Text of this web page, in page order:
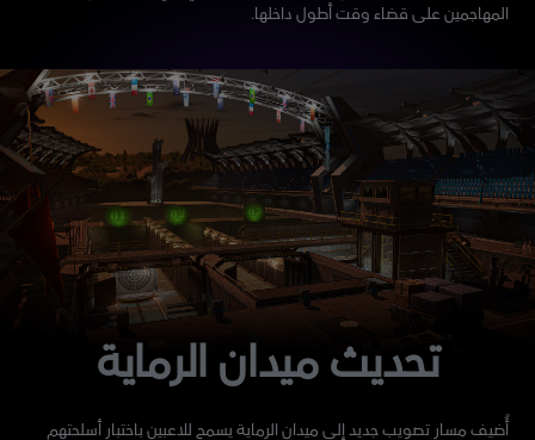
المهاجمين على قضاء وقت أطول داخلها.
تحديث ميدان الرماية
أُضيف مسار تصويب جديد إلى ميدان الرماية يسمح للاعبين باختبار أسلحتهم